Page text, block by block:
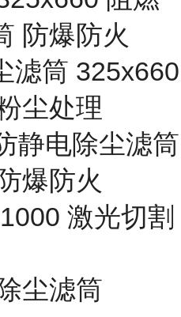
防爆防火
滤筒 325x660
尘处理
静电除尘滤筒
爆防火
激光切割
尘滤筒